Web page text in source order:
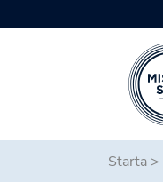
Starta >